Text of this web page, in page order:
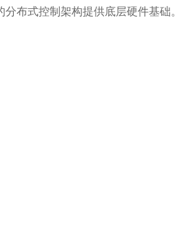
布式控制架构提供底层硬件基础。